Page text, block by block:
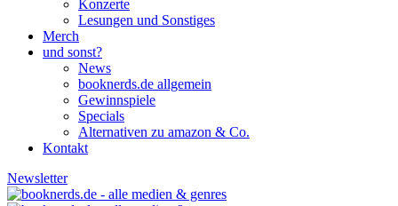
Konzerte
Lesungen und Sonstiges
Merch
und sonst?
News
booknerds.de allgemein
Gewinnspiele
Specials
Alternativen zu amazon & Co.
Kontakt
Newsletter